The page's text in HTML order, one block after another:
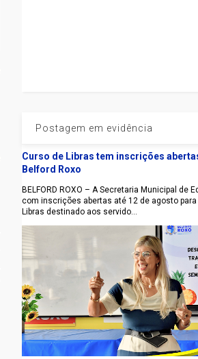
Postagem em evidência
Curso de Libras tem inscrições
Belford Roxo
BELFORD ROXO – A Secretaria Municipal de
com inscrições abertas até 12 de agosto
Libras destinado aos servido...